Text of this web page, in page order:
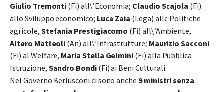
Giulio Tremonti (Fi) all\’Economia; Claudio Scajola (Fi)
allo Sviluppo economico; Luca Zaia (Lega) alle Politiche
agricole, Stefania Prestigiacomo (Fi) all\’Ambiente,
Altero Matteoli (An) all\’Infrastrutture; Maurizio Sacconi
(Fi) al Welfare, Maria Stella Gelmini (Fi) alla Pubblica
Istruzione, Sandro Bondi (Fi) ai Beni Culturali.
Nel Governo Berlusconi ci sono anche 9 ministri senza